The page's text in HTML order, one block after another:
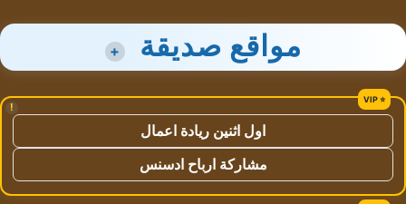
مواقع صديقة +
!
اول اثنين ريادة اعمال
مشاركة ارباح ادسنس